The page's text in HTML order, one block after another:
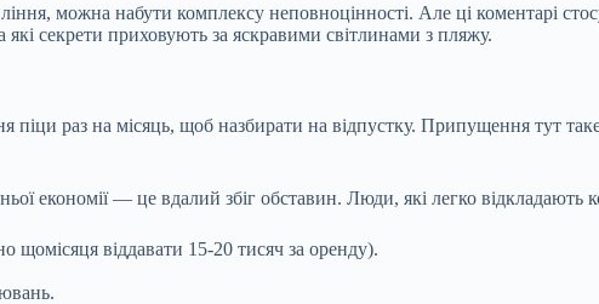
можна набути комплексу неповноцінності. Але ці коментарі
які секрети приховують за яскравими світлинами з пляжу.
піци раз на місяць, щоб назбирати на відпустку. Припущення тут
економії — це вдалий збіг обставин. Люди, які легко відкладають
віддавати 15-20 тисяч за оренду).